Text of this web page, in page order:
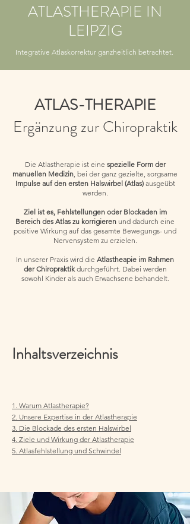
ATLASTHERAPIE IN
LEIPZIG
Integrative Atlaskorrektur ganzheitlich betrachtet.
ATLAS-THERAPIE
Ergänzung zur Chiropraktik
Die Atlastherapie ist eine spezielle Form der
manuellen Medizin, bei der ganz gezielte, sorgsame
Impulse auf den ersten Halswirbel (Atlas)ausgeübt
werden.
Ziel ist es, Fehlstellungen oder Blockaden im
Bereich des Atlas zu korrigieren und dadurch eine
positive Wirkung auf das gesamte Bewegungs- und
Nervensystem zu erzielen.
In unserer Praxis wird die Atlastheapie im Rahmen
der Chiropraktikdurchgeführt. Dabei werden
sowohl Kinder als auch Erwachsene behandelt.
Inhaltsverzeichnis
1. Warum Atlastherapie?
2. Unsere Expertise in der Atlastherapie
3. Die Blockade des ersten Halswirbel
4. Ziele und Wirkung der Atlastherapie
5. Atlasfehlstellung und Schwindel